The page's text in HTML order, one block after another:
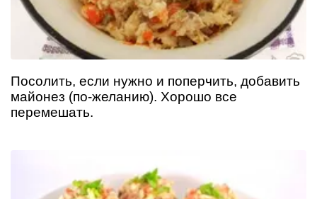
Посолить, если нужно и поперчить, добавить
майонез (по-желанию). Хорошо все
перемешать.